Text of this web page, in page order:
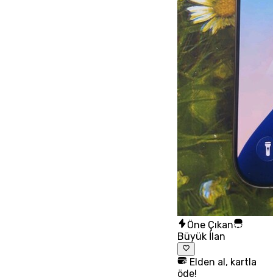
Öne Çıkan
Büyük İlan
Elden al, kartla
öde!